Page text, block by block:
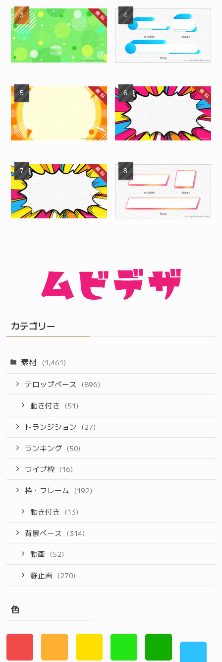
カテゴリー
素材 (1,461)
テロップベース (896)
動き付き (51)
トランジション (27)
ランキング (50)
ワイプ枠 (16)
枠・フレーム (192)
動き付き (13)
背景ベース (314)
動画 (52)
静止画 (270)
色